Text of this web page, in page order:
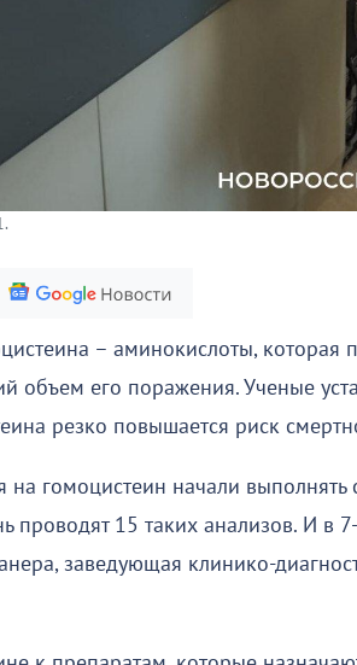
– аминокислоты, которая
объем его поражения. Ученые
резко повышается риск
на гомоцистеин начали выполнять
15 таких анализов. И в
заведующая клинико-